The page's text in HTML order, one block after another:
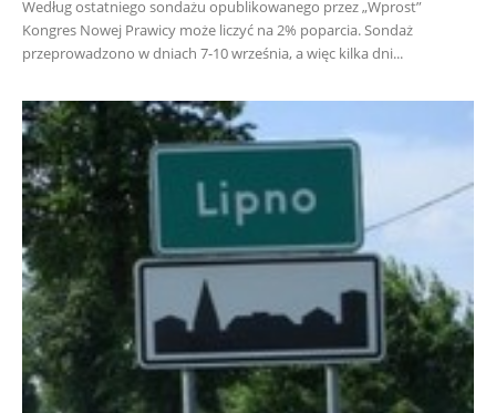
Według ostatniego sondażu opublikowanego przez „Wprost”
Kongres Nowej Prawicy może liczyć na 2% poparcia. Sondaż
przeprowadzono w dniach 7-10 września, a więc kilka dni...